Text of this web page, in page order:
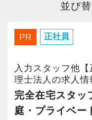
並び
PR 正社員
入力スタッフ他
理士法人の求人情
完全在宅スタッ
庭・プライベー